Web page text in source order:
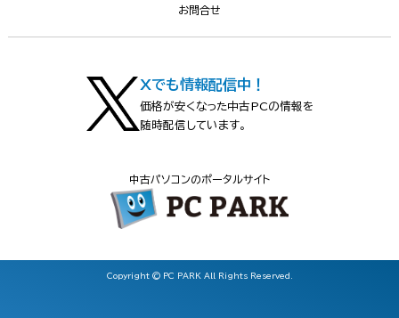
お問合せ
Xでも情報配信中！
価格が安くなった中古PCの情報を
随時配信しています。
中古パソコンのポータルサイト
Copyright © PC PARK All Rights Reserved.